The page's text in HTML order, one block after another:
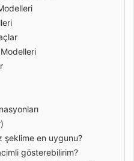
şeklime en uygunu?
gösterebilirim?